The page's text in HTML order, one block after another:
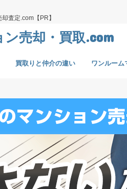
査定.com【PR】
売却・買取.com
買取りと仲介の違い ワンルーム